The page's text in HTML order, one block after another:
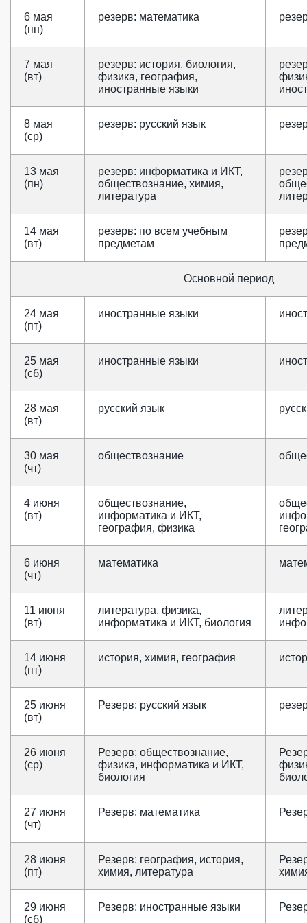
6 мая
(пн)
резерв: математика
7 мая
(вт)
резерв: история, биология,
физика, география,
иностранные языки
8 мая
(ср)
резерв: русский язык
13 мая
(пн)
резерв: информатика и ИКТ,
обществознание, химия,
литература
14 мая
(вт)
резерв: по всем учебным
предметам
Основной период
24 мая
(пт)
иностранные языки
25 мая
(сб)
иностранные языки
28 мая
(вт)
русский язык
30 мая
(чт)
обществознание
4 июня
(вт)
обществознание,
информатика и ИКТ,
география, физика
6 июня
(чт)
математика
11 июня
(вт)
литература, физика,
информатика и ИКТ, биология
14 июня
(пт)
история, химия, география
25 июня
(вт)
Резерв: русский язык
26 июня
(ср)
Резерв: обществознание,
физика, информатика и ИКТ,
биология
27 июня
(чт)
Резерв: математика
28 июня
(пт)
Резерв: география, история,
химия, литература
29 июня
(сб)
Резерв: иностранные языки